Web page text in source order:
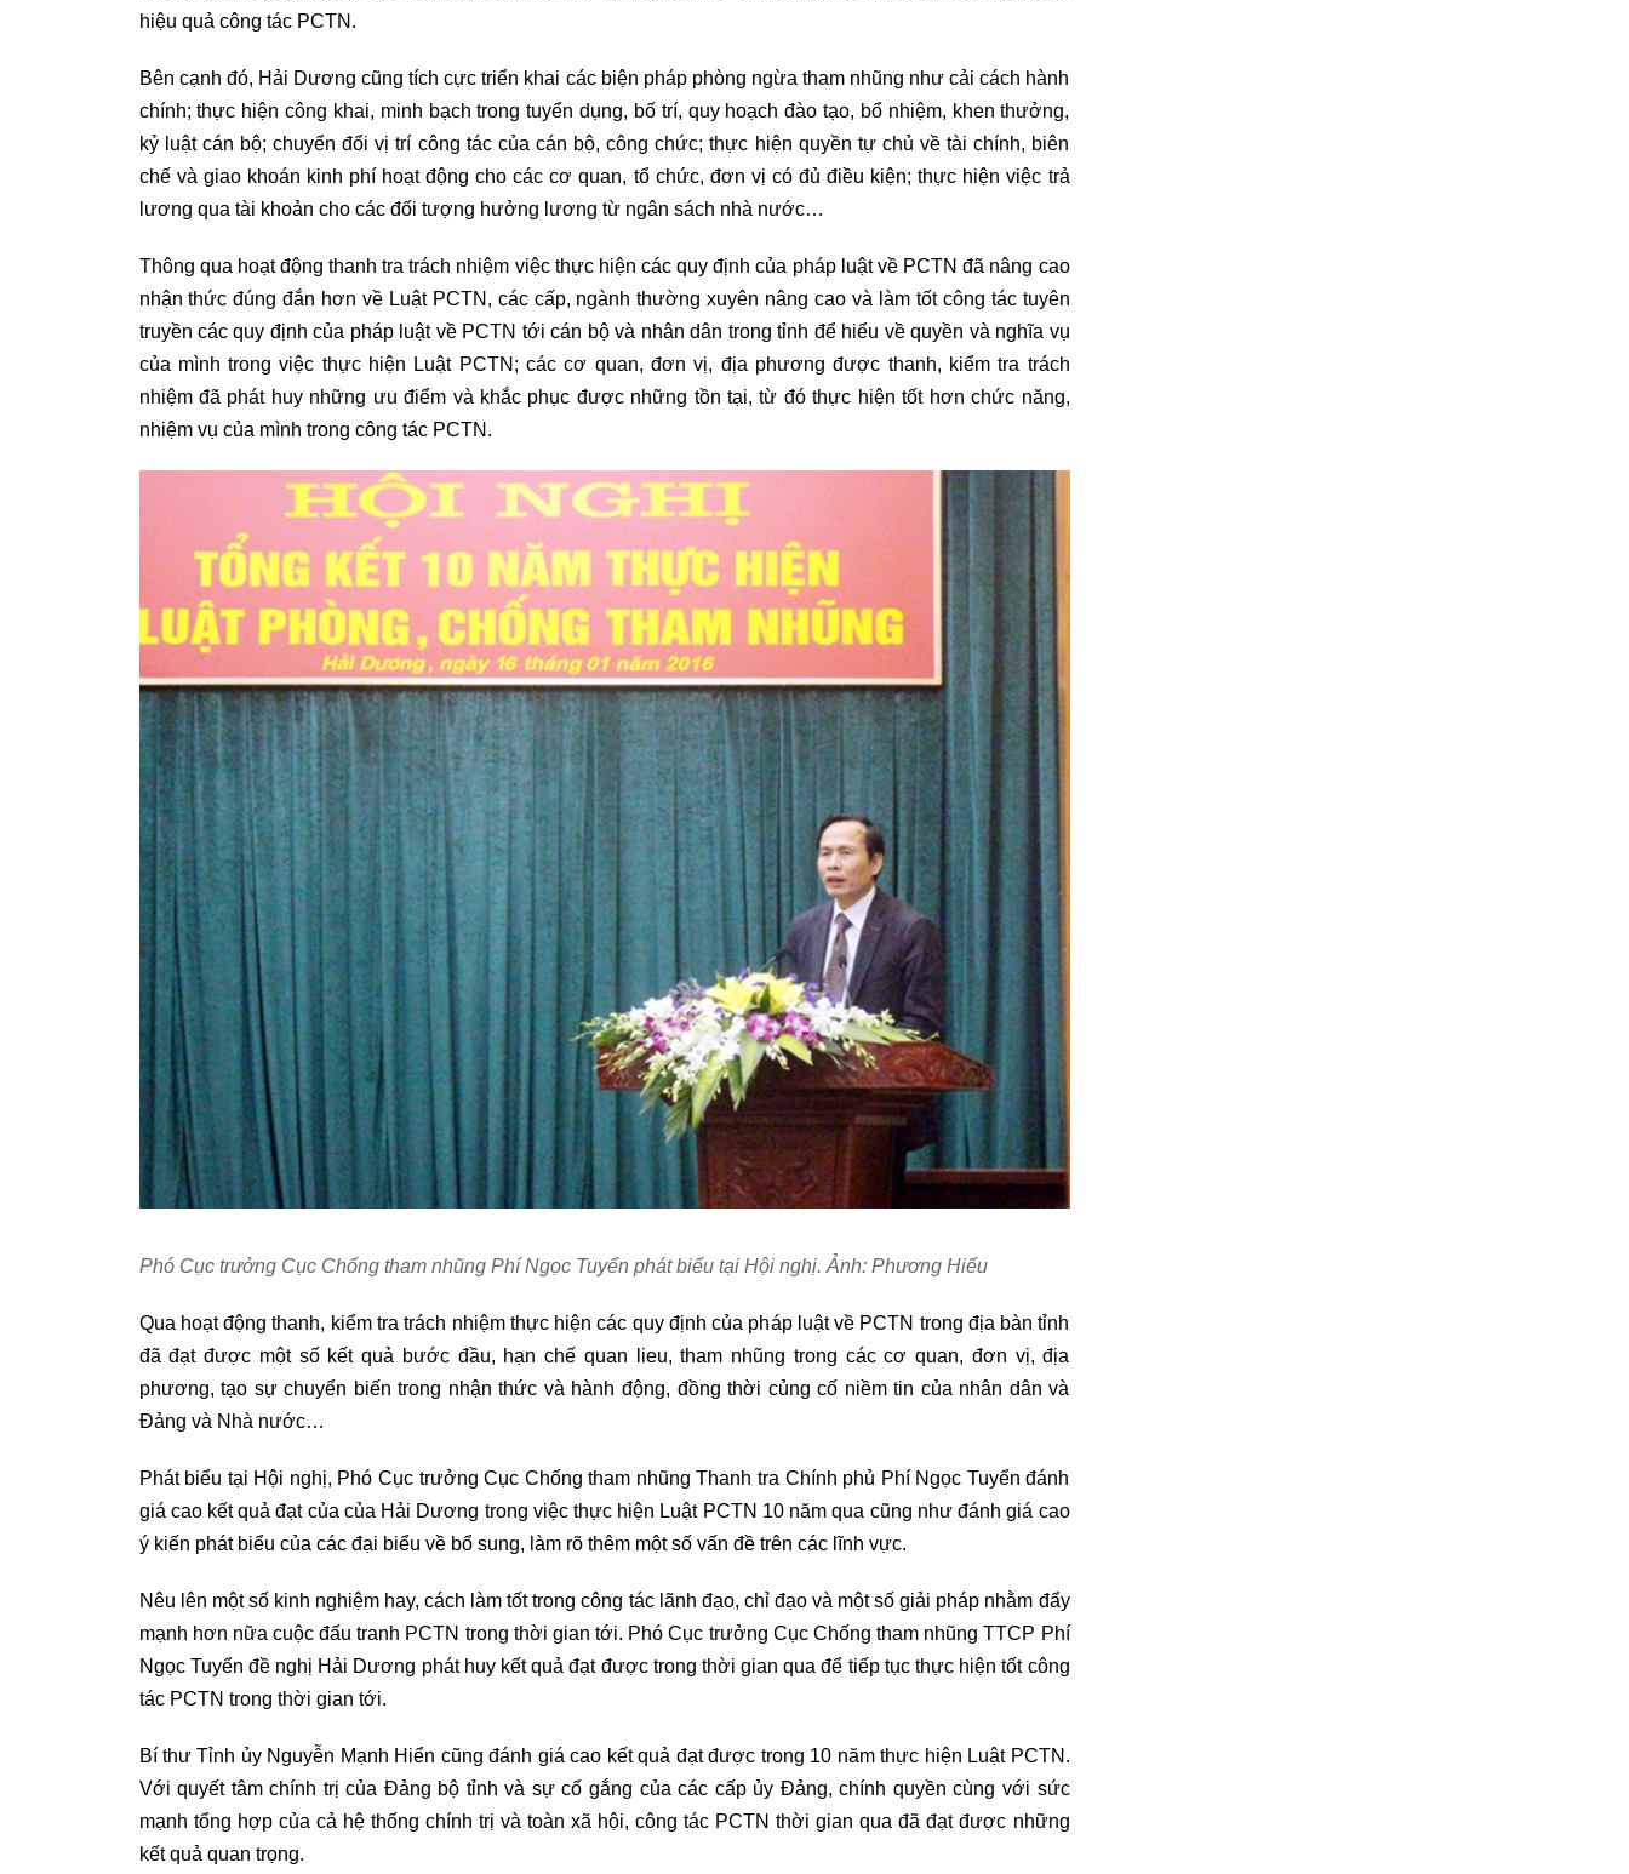
hiệu quả công tác PCTN.
Bên cạnh đó, Hải Dương cũng tích cực triển khai các biện pháp phòng ngừa tham nhũng như cải cách hành
chính; thực hiện công khai, minh bạch trong tuyển dụng, bố trí, quy hoạch đào tạo, bổ nhiệm, khen thưởng,
kỷ luật cán bộ; chuyển đổi vị trí công tác của cán bộ, công chức; thực hiện quyền tự chủ về tài chính, biên
chế và giao khoán kinh phí hoạt động cho các cơ quan, tổ chức, đơn vị có đủ điều kiện; thực hiện việc trả
lương qua tài khoản cho các đối tượng hưởng lương từ ngân sách nhà nước…
Thông qua hoạt động thanh tra trách nhiệm việc thực hiện các quy định của pháp luật về PCTN đã nâng cao
nhận thức đúng đắn hơn về Luật PCTN, các cấp, ngành thường xuyên nâng cao và làm tốt công tác tuyên
truyền các quy định của pháp luật về PCTN tới cán bộ và nhân dân trong tỉnh để hiểu về quyền và nghĩa vụ
của mình trong việc thực hiện Luật PCTN; các cơ quan, đơn vị, địa phương được thanh, kiểm tra trách
nhiệm đã phát huy những ưu điểm và khắc phục được những tồn tại, từ đó thực hiện tốt hơn chức năng,
nhiệm vụ của mình trong công tác PCTN.
Phó Cục trưởng Cục Chống tham nhũng Phí Ngọc Tuyển phát biểu tại Hội nghị. Ảnh: Phương Hiếu
Qua hoạt động thanh, kiểm tra trách nhiệm thực hiện các quy định của pháp luật về PCTN trong địa bàn tỉnh
đã đạt được một số kết quả bước đầu, hạn chế quan lieu, tham nhũng trong các cơ quan, đơn vị, địa
phương, tạo sự chuyển biến trong nhận thức và hành động, đồng thời củng cố niềm tin của nhân dân và
Đảng và Nhà nước…
Phát biểu tại Hội nghị, Phó Cục trưởng Cục Chống tham nhũng Thanh tra Chính phủ Phí Ngọc Tuyển đánh
giá cao kết quả đạt của của Hải Dương trong việc thực hiện Luật PCTN 10 năm qua cũng như đánh giá cao
ý kiến phát biểu của các đại biểu về bổ sung, làm rõ thêm một số vấn đề trên các lĩnh vực.
Nêu lên một số kinh nghiệm hay, cách làm tốt trong công tác lãnh đạo, chỉ đạo và một số giải pháp nhằm đẩy
mạnh hơn nữa cuộc đấu tranh PCTN trong thời gian tới. Phó Cục trưởng Cục Chống tham nhũng TTCP Phí
Ngọc Tuyển đề nghị Hải Dương phát huy kết quả đạt được trong thời gian qua để tiếp tục thực hiện tốt công
tác PCTN trong thời gian tới.
Bí thư Tỉnh ủy Nguyễn Mạnh Hiển cũng đánh giá cao kết quả đạt được trong 10 năm thực hiện Luật PCTN.
Với quyết tâm chính trị của Đảng bộ tỉnh và sự cố gắng của các cấp ủy Đảng, chính quyền cùng với sức
mạnh tổng hợp của cả hệ thống chính trị và toàn xã hội, công tác PCTN thời gian qua đã đạt được những
kết quả quan trọng.